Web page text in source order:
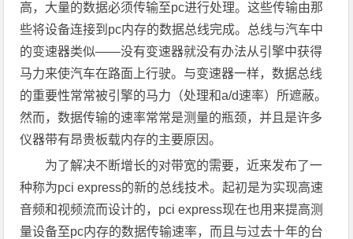
高，大量的数据必须传输至pc进行处理。这些传输由那
些将设备连接到pc内存的数据总线完成。总线与汽车中
的变速器类似——没有变速器就没有办法从引擎中获得
马力来使汽车在路面上行驶。与变速器一样，数据总线
的重要性常常被引擎的马力（处理和a/d速率）所遮蔽。
然而，数据传输的速率常常是测量的瓶颈，并且是许多
仪器带有昂贵板载内存的主要原因。
为了解决不断增长的对带宽的需要，近来发布了一
种称为pci express的新的总线技术。起初是为实现高速
音频和视频流而设计的，pci express现在也用来提高测
量设备至pc内存的数据传输速率，而且与过去十年的台